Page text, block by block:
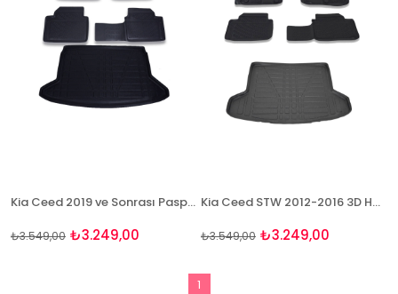
Kia Ceed 2019 ve Sonrası Paspas Ve Bagaj Havuzu Seti
₺3.249,00
₺3.549,00
Kia Ceed STW 2012-2016 3D Havuzlu Paspas ve Bagaj Havuz Seti Bizymo
₺3.249,00
₺3.549,00
1